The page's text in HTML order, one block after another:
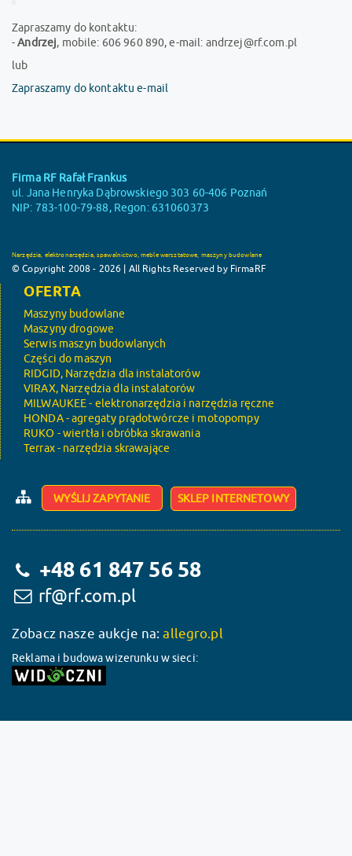
Zapraszamy do kontaktu:
-Andrzej, mobile: 606 960 890, e-mail: andrzej@rf.com.pl
lub
Zapraszamy do kontaktu e-mail
Firma RF Rafał Frankus
ul. Jana Henryka Dąbrowskiego 303 60-406 Poznań
NIP: 783-100-79-88, Regon: 631060373
Narzędzia, elektronarzędzia, spawalnictwo, meble warsztatowe, maszyny budowlane
© Copyright 2008 - 2026 | All Rights Reserved by FirmaRF
OFERTA
Maszyny budowlane
Maszyny drogowe
Serwis maszyn budowlanych
Części do maszyn
RIDGID, Narzędzia dla instalatorów
VIRAX, Narzędzia dla instalatorów
MILWAUKEE - elektronarzędzia i narzędzia ręczne
HONDA - agregaty prądotwórcze i motopompy
RUKO - wiertła i obróbka skrawania
Terrax - narzędzia skrawające
WYŚLIJ ZAPYTANIE SKLEP INTERNETOWY
+48 61 847 56 58
rf@rf.com.pl
Zobacz nasze aukcje na:allegro.pl
Reklama i budowa wizerunku w sieci: